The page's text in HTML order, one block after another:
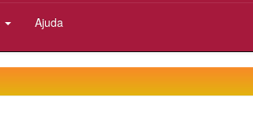
Ajuda